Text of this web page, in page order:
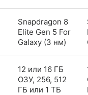
Snapdragon 8
Elite Gen 5 For
Galaxy (3 нм)
12 или 16 ГБ
ОЗУ, 256, 512
ГБ или 1 ТБ